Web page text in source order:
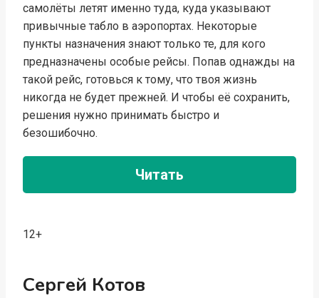
самолёты летят именно туда, куда указывают
привычные табло в аэропортах. Некоторые
пункты назначения знают только те, для кого
предназначены особые рейсы. Попав однажды на
такой рейс, готовься к тому, что твоя жизнь
никогда не будет прежней. И чтобы её сохранить,
решения нужно принимать быстро и
безошибочно.
Читать
12+
Сергей Котов